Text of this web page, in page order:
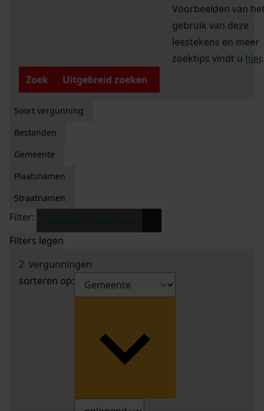
Voorbeelden van
gebruik van deze
leestekens en meer
zoektips vindt u hier.
Zoek
Uitgebreid zoeken
Soort vergunning
Bestanden
Gemeente
Plaatsnamen
Straatnamen
Filter:
Filters legen
2 vergunningen
sorteren op: